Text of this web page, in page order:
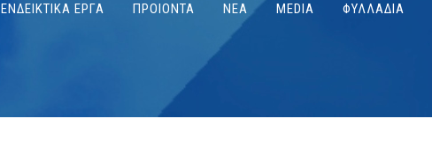
ΕΝΔΕΙΚΤΙΚΑ ΕΡΓΑ ΠΡΟΙΟΝΤΑ ΝΕΑ MEDIA ΦΥΛΛΑΔΙΑ